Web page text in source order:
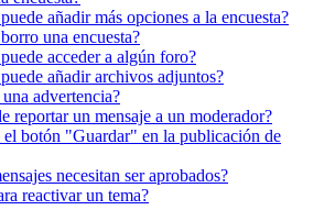
añadir más opciones a la encuesta?
una encuesta?
acceder a algún foro?
añadir archivos adjuntos?
advertencia?
reportar un mensaje a un moderador?
el botón "Guardar" en la publicación de
necesitan ser aprobados?
reactivar un tema?